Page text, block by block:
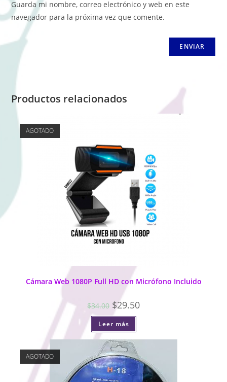
Guarda mi nombre, correo electrónico y web en este
navegador para la próxima vez que comente.
Productos relacionados
AGOTADO
Cámara Web 1080P Full HD con Micrófono Incluido
$34.00 $29.50
Leer más
AGOTADO